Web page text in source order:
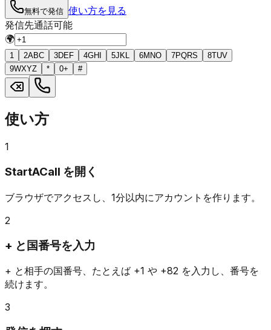
無料で発信 使い方を見る
発信先通話可能
🌍
1 2ABC 3DEF 4GHI 5JKL 6MNO 7PQRS 8TUV
9WXYZ * 0+ #
使い方
1
StartACall を開く
ブラウザでアクセスし、1分以内にアカウントを作ります。
2
+ と国番号を入力
+ と相手の国番号、たとえば +1 や +82 を入力し、番号を
続けます。
3